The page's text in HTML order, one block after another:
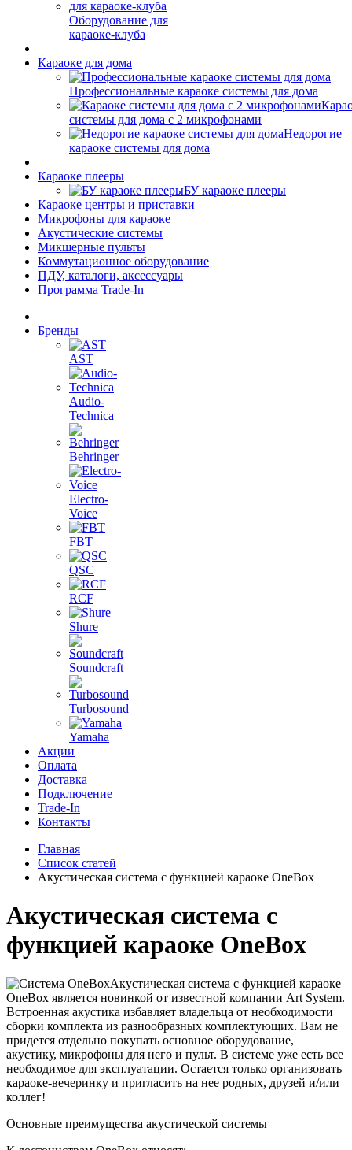
Оборудование для
караоке-клуба
Караоке для дома
Профессиональные караоке системы для дома
системы для дома с 2 микрофонами
Недорогие
караоке системы для дома
Караоке плееры
БУ караоке плееры
Караоке центры и приставки
Микрофоны для караоке
Акустические системы
Микшерные пульты
Коммутационное оборудование
ПДУ, каталоги, аксессуары
Программа Trade-In
Бренды
AST
Audio-
Technica
Behringer
Electro-
Voice
FBT
QSC
RCF
Shure
Soundcraft
Turbosound
Yamaha
Акции
Оплата
Доставка
Подключение
Trade-In
Контакты
Главная
Список статей
Акустическая система с функцией караоке OneBox
Акустическая система с
функцией караоке OneBox
Акустическая система с функцией караоке
OneBox является новинкой от известной компании Art System.
Встроенная акустика избавляет владельца от необходимости
сборки комплекта из разнообразных комплектующих. Вам не
придется отдельно покупать основное оборудование,
акустику, микрофоны для него и пульт. В системе уже есть все
необходимое для эксплуатации. Остается только организовать
караоке-вечеринку и пригласить на нее родных, друзей и/или
коллег!
Основные преимущества акустической системы